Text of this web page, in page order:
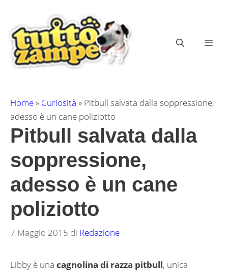
contenuto
Home» Curiosità » Pitbull salvata dalla soppressione,
adesso è un cane poliziotto
Pitbull salvata dalla
soppressione,
adesso è un cane
poliziotto
7 Maggio 2015 di Redazione
Libby è una cagnolina di razza pitbull, unica